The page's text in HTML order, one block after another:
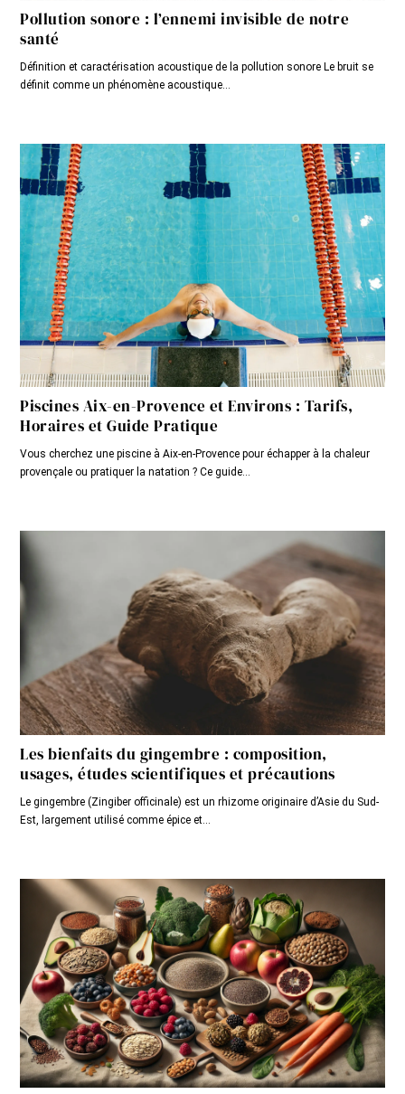
Pollution sonore : l’ennemi invisible de notre
santé
Définition et caractérisation acoustique de la pollution sonore Le bruit se
définit comme un phénomène acoustique...
Piscines Aix-en-Provence et Environs : Tarifs,
Horaires et Guide Pratique
Vous cherchez une piscine à Aix-en-Provence pour échapper à la chaleur
provençale ou pratiquer la natation ? Ce guide...
Les bienfaits du gingembre : composition,
usages, études scientifiques et précautions
Le gingembre (Zingiber officinale) est un rhizome originaire d’Asie du Sud-
Est, largement utilisé comme épice et...